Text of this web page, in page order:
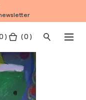
) ( 0 )